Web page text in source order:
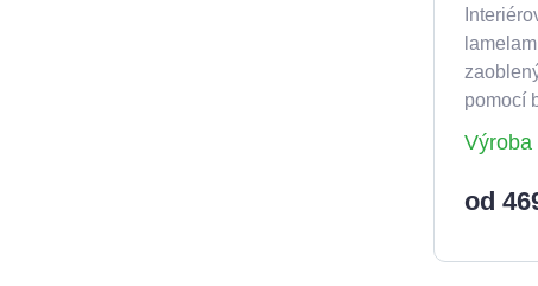
pomocí
Výroba
od